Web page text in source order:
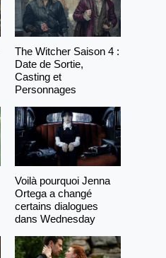
The Witcher Saison 4 :
Date de Sortie,
Casting et
Personnages
Voilà pourquoi Jenna
Ortega a changé
certains dialogues
dans Wednesday